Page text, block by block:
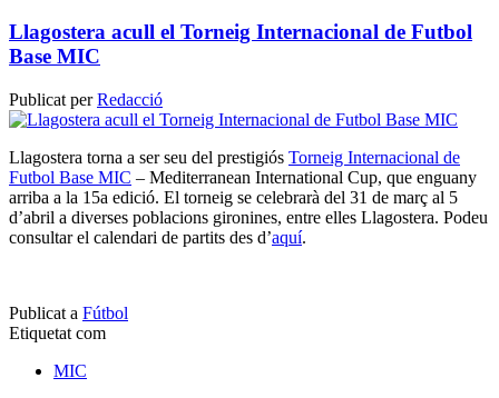
Llagostera acull el Torneig Internacional de Futbol
Base MIC
Publicat perRedacció
Llagostera torna a ser seu del prestigiós Torneig Internacional de
Futbol Base MIC – Mediterranean International Cup, que enguany
arriba a la 15a edició. El torneig se celebrarà del 31 de març al 5
d’abril a diverses poblacions gironines, entre elles Llagostera. Podeu
consultar el calendari de partits des d’aquí.
Publicat a Fútbol
Etiquetat com
MIC